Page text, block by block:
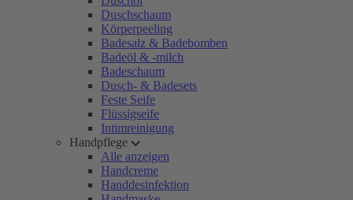
Duschschaum
Körperpeeling
Badesalz & Badebomben
Badeöl & -milch
Badeschaum
Dusch- & Badesets
Feste Seife
Flüssigseife
Intimreinigung
Handpflege
Alle anzeigen
Handcreme
Handdesinfektion